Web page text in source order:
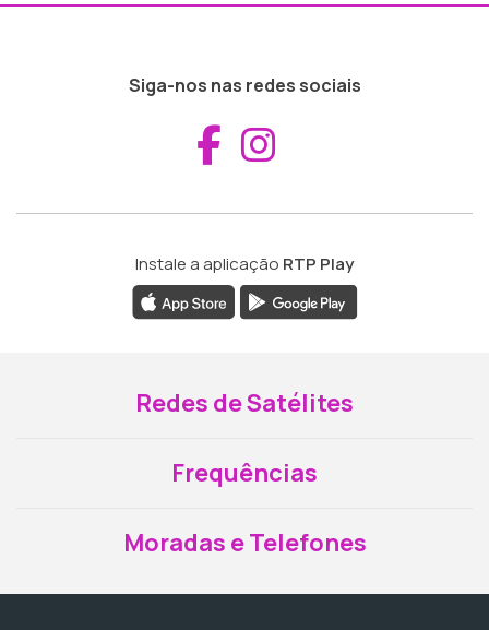
Siga-nos nas redes sociais
Aceder ao
Instale a aplicação RTP Play
Redes de Satélites
Frequências
Moradas e Telefones